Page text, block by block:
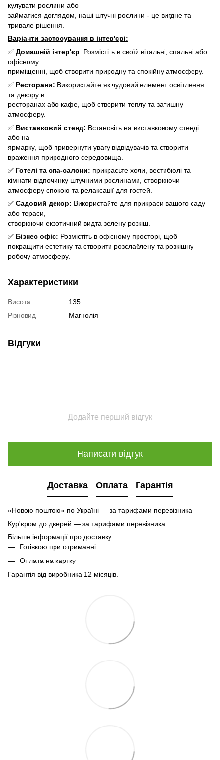
кулувати рослини або
займатися доглядом, наші штучні рослини - це вигдне та
тривале рішення.
Варіанти застосування в інтер'єрі:
✅ Домашній інтер'єр: Розмістіть в своїй вітальні, спальні або
офісному
приміщенні, щоб створити природну та спокійну атмосферу.
✅ Ресторани: Використайте як чудовий елемент освітлення
та декору в
ресторанах або кафе, щоб створити теплу та затишну
атмосферу.
✅ Виставковий стенд: Встановіть на виставковому стенді
або на
ярмарку, щоб привернути увагу відвідувачів та створити
враження природного середовища.
✅ Готелі та спа-салони: прикрасьте холи, вестибюлі та
кімнати відпочинку штучними рослинами, створюючи
атмосферу спокою та релаксації для гостей.
✅ Садовий декор: Використайте для прикраси вашого саду
або тераси,
створюючи екзотичний видта зелену розкіш.
✅ Бізнес офіс: Розмістіть в офісному просторі, щоб
покращити естетику та створити розслаблену та розкішну
робочу атмосферу.
Характеристики
Висота
135
Різновид
Магнолія
Відгуки
Додайте перший відгук
Написати відгук
Доставка Оплата Гарантія
«Новою поштою» по Україні — за тарифами перевізника.
Кур'єром до дверей — за тарифами перевізника.
Більше інформації про доставку
Готівкою при отриманні
Оплата на картку
Гарантія від виробника 12 місяців.